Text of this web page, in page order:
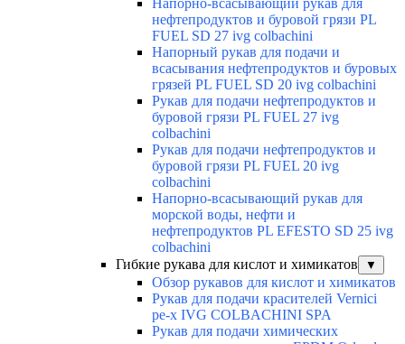
нефтепродуктов и буровой грязи PL
FUEL SD 27 ivg colbachini
Напорный рукав для подачи и
всасывания нефтепродуктов и буровых
грязей PL FUEL SD 20 ivg colbachini
Рукав для подачи нефтепродуктов и
буровой грязи PL FUEL 27 ivg
colbachini
Рукав для подачи нефтепродуктов и
буровой грязи PL FUEL 20 ivg
colbachini
Напорно-всасывающий рукав для
морской воды, нефти и
нефтепродуктов PL EFESTO SD 25 ivg
colbachini
Гибкие рукава для кислот и химикатов
▼
Обзор рукавов для кислот и химикатов
Рукав для подачи красителей Vernici
pe-x IVG COLBACHINI SPA
Рукав для подачи химических